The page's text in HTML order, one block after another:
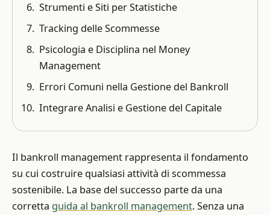
Strumenti e Siti per Statistiche
Tracking delle Scommesse
Psicologia e Disciplina nel Money
Management
Errori Comuni nella Gestione del Bankroll
Integrare Analisi e Gestione del Capitale
Il bankroll management rappresenta il fondamento
su cui costruire qualsiasi attività di scommessa
sostenibile. La base del successo parte da una
corretta guida al bankroll management. Senza una